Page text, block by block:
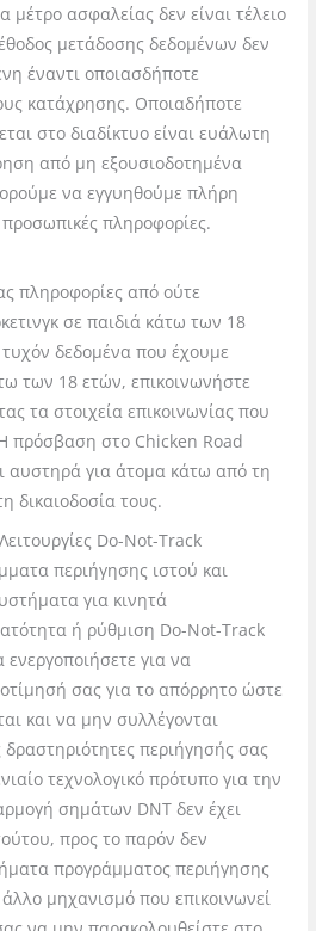
μέτρο ασφαλείας δεν είναι τέλειο
μετάδοσης δεδομένων δεν
έναντι οποιασδήποτε
κατάχρησης. Οποιαδήποτε
στο διαδίκτυο είναι ευάλωτη
από μη εξουσιοδοτημένα
να εγγυηθούμε πλήρη
πληροφορίες.
πληροφορίες από ούτε
σεπαιδιά κάτω των 18
δεδομένα που έχουμε
των 18 ετών, επικοινωνήστε
τα στοιχεία επικοινωνίας που
πρόσβαση στο Chicken Road
αυστηρά για άτομα κάτω από τη
δικαιοδοσία τους.
Do-Not-Track
περιήγησης ιστού και
για κινητά
ή ρύθμιση Do-Not-Track
για να
σας για το απόρρητο ώστε
και να μην συλλέγονται
δραστηριότητες περιήγησής σας
τεχνολογικό πρότυπο για την
σημάτων DNT δεν έχει
προς το παρόν δεν
προγράμματος περιήγησης
μηχανισμό που επικοινωνεί